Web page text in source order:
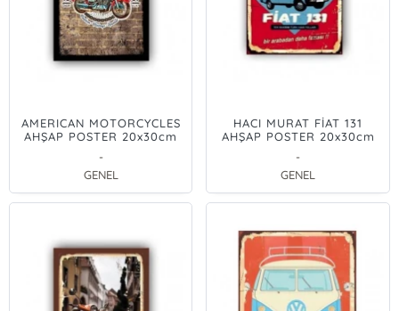
AMERICAN MOTORCYCLES
AHŞAP POSTER 20x30cm
-
GENEL
HACI MURAT FİAT 131
AHŞAP POSTER 20x30cm
-
GENEL